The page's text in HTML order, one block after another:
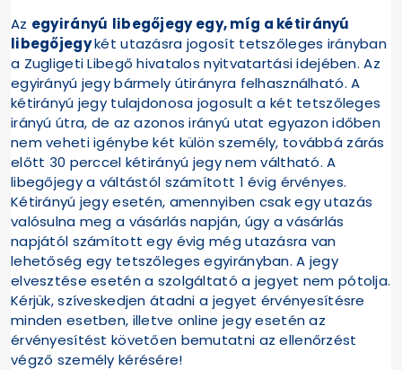
Az egyirányú libegőjegy egy, míg a kétirányú
libegőjegykét utazásra jogosít tetszőleges irányban
a Zugligeti Libegő hivatalos nyitvatartási idejében. Az
egyirányú jegy bármely útirányra felhasználható. A
kétirányú jegy tulajdonosa jogosult a két tetszőleges
irányú útra, de az azonos irányú utat egyazon időben
nem veheti igénybe két külön személy, továbbá zárás
előtt 30 perccel kétirányú jegy nem váltható. A
libegőjegy a váltástól számított 1 évig érvényes.
Kétirányú jegy esetén, amennyiben csak egy utazás
valósulna meg a vásárlás napján, úgy a vásárlás
napjától számított egy évig még utazásra van
lehetőség egy tetszőleges egyirányban. A jegy
elvesztése esetén a szolgáltató a jegyet nem pótolja.
Kérjük, szíveskedjen átadni a jegyet érvényesítésre
minden esetben, illetve online jegy esetén az
érvényesítést követően bemutatni az ellenőrzést
végző személy kérésére!